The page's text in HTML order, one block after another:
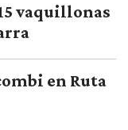
vaquillonas
en Ruta